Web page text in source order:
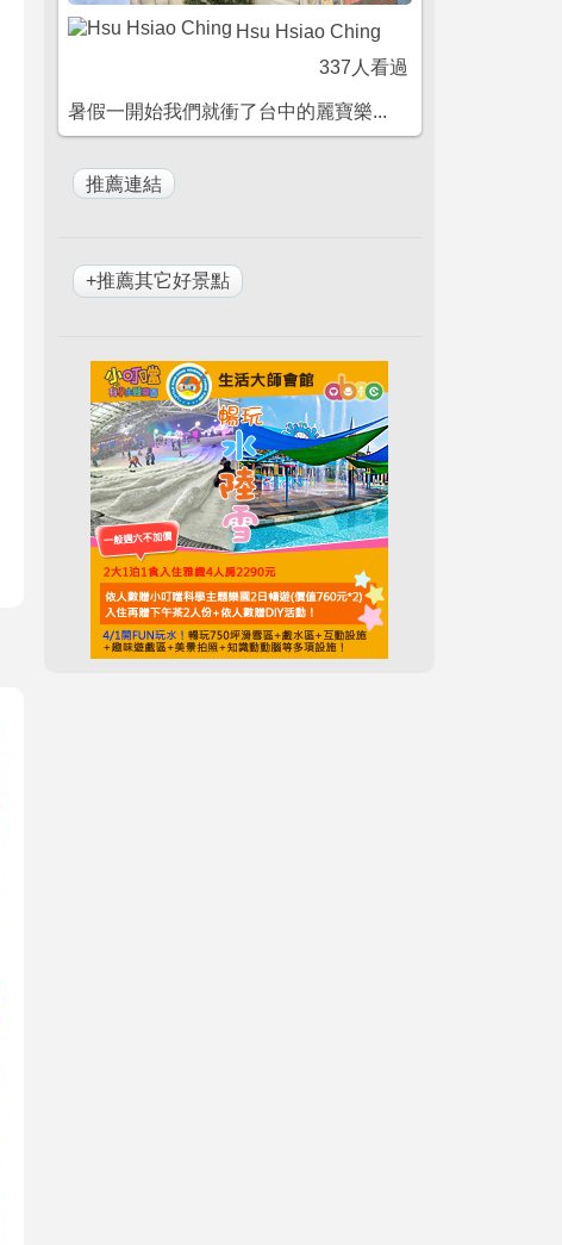
Hsu Hsiao Ching
337人看過
暑假一開始我們就衝了台中的麗寶樂...
+推薦其它好景點